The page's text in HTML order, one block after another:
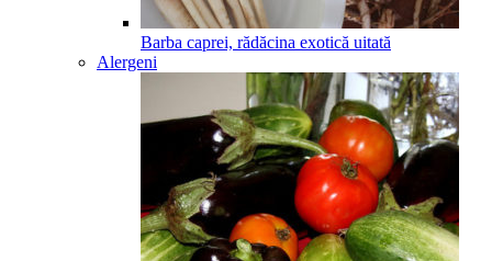
Barba caprei, rădăcina exotică uitată
Alergeni